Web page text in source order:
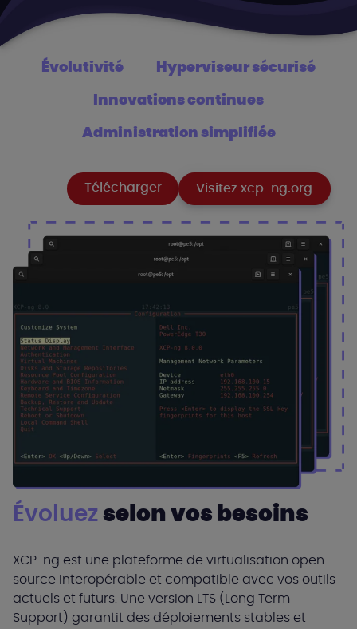
Évolutivité Hyperviseur sécurisé
Innovations continues
Administration simplifiée
Télécharger Visitez xcp-ng.org
Évoluez selon vos besoins
XCP-ng est une plateforme de virtualisation open
source interopérable et compatible avec vos outils
actuels et futurs. Une version LTS (Long Term
Support) garantit des déploiements stables et